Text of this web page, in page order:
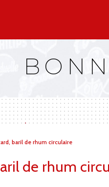
baril de rhum circulaire
de rhum